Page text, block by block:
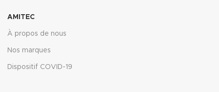
AMITEC
À propos de nous
Nos marques
Dispositif COVID-19